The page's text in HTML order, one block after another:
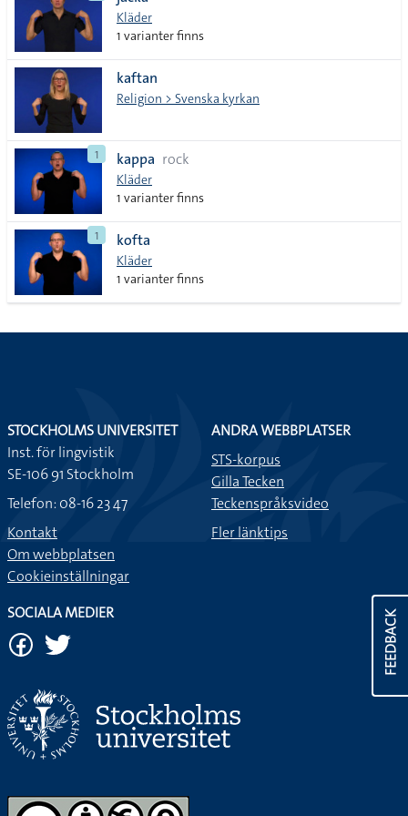
lista
Kläder
1 varianter finns
kaftan
Religion > Svenska kyrkan
1 kappa rock
Kläder
1 varianter finns
1 kofta
Kläder
1 varianter finns
FEEDBACK
STOCKHOLMS UNIVERSITET
Inst. för lingvistik
SE-106 91 Stockholm
Telefon: 08-16 23 47
Kontakt
Om webbplatsen
Cookieinställningar
ANDRA WEBBPLATSER
STS-korpus
Gilla Tecken
Teckenspråksvideo
Fler länktips
SOCIALA MEDIER